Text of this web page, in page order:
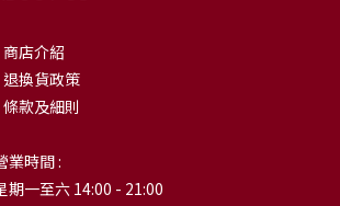
商店介紹
退換貨政策
條款及細則
業時間 :
期一至六 14:00 - 21:00